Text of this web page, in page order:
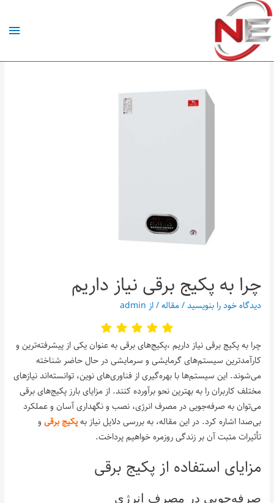
چرا به پکیج برقی نیاز داریم
دیدگاه‌ خود را بنویسید/مقاله/ از admin
چرا به پکیج برقی نیاز داریم ،پکیج‌های برقی به عنوان یکی از پیشرفته‌ترین و
کارآمدترین سیستم‌های گرمایشی و سرمایشی در حال حاضر شناخته
می‌شوند. این سیستم‌ها با بهره‌گیری از فناوری‌های نوین، توانسته‌اند نیازهای
مختلف کاربران را به بهترین نحو برآورده کنند. از مزایای بارز پکیج‌های برقی
می‌توان به صرفه‌جویی در مصرف انرژی، نصب و نگهداری آسان و عملکرد
بی‌صدا اشاره کرد. در این مقاله، به بررسی دلایل نیاز بهپکیج برقی و
تأثیرات مثبت آن بر زندگی روزمره خواهیم پرداخت.
مزایای استفاده از پکیج برقی
صرفه‌جویی در مصرف انرژی